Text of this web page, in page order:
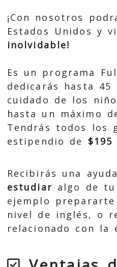
¡Con nosotros
Estados Unidos y
inolvidable!
Es un programa
dedicarás hasta
cuidado de los
hasta un máximo
Tendrás todos los
estipendio de $195
Recibirás una
estudiar algo de
ejemplo
nivel de inglés, o
relacionado con la